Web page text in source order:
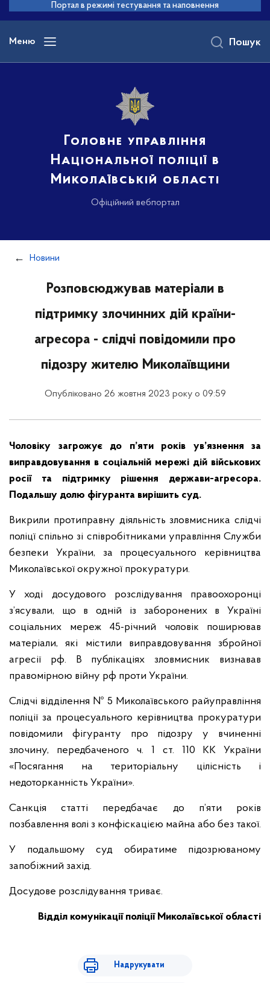
основного
вмісту
Портал в режимі тестування та наповнення
Меню
Головне управління
Національної поліції в
Миколаївській області
Офіційний вебпортал
Пошук
Новини
Розповсюджував матеріали в
підтримку злочинних дій країни-
агресора - слідчі повідомили про
підозру жителю Миколаївщини
Опубліковано 26 жовтня 2023 року о 09:59
Чоловіку загрожує до п’яти років ув’язнення за
виправдовування в соціальній мережі дій військових
росії та підтримку рішення держави-агресора.
Подальшу долю фігуранта вирішить суд.
Викрили протиправну діяльність зловмисника слідчі
поліцї спільно зі співробітниками управління Служби
безпеки України, за процесуального керівництва
Миколаївської окружної прокуратури.
У ході досудового розслідування правоохоронці
з’ясували, що в одній із заборонених в Україні
соціальних мереж 45-річний чоловік поширював
матеріали, які містили виправдовування збройної
агресії рф. В публікаціях зловмисник визнавав
правомірною війну рф проти України.
Слідчі відділення № 5 Миколаївського райуправління
поліції за процесуального керівництва прокуратури
повідомили фігуранту про підозру у вчиненні
злочину, передбаченого ч. 1 ст. 110 КК України
«Посягання на територіальну цілісність і
недоторканність України».
Санкція статті передбачає до п’яти років
позбавлення волі з конфіскацією майна або без такої.
У подальшому суд обиратиме підозрюваному
запобіжний захід.
Досудове розслідування триває.
Відділ комунікації поліції Миколаївської області
Надрукувати